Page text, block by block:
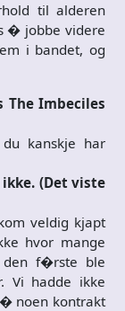
til alderen
� jobbe videre
i bandet, og
The Imbeciles
kanskje har
(Det viste
veldig kjapt
hvor mange
f�rste ble
Vi hadde ikke
noen kontrakt